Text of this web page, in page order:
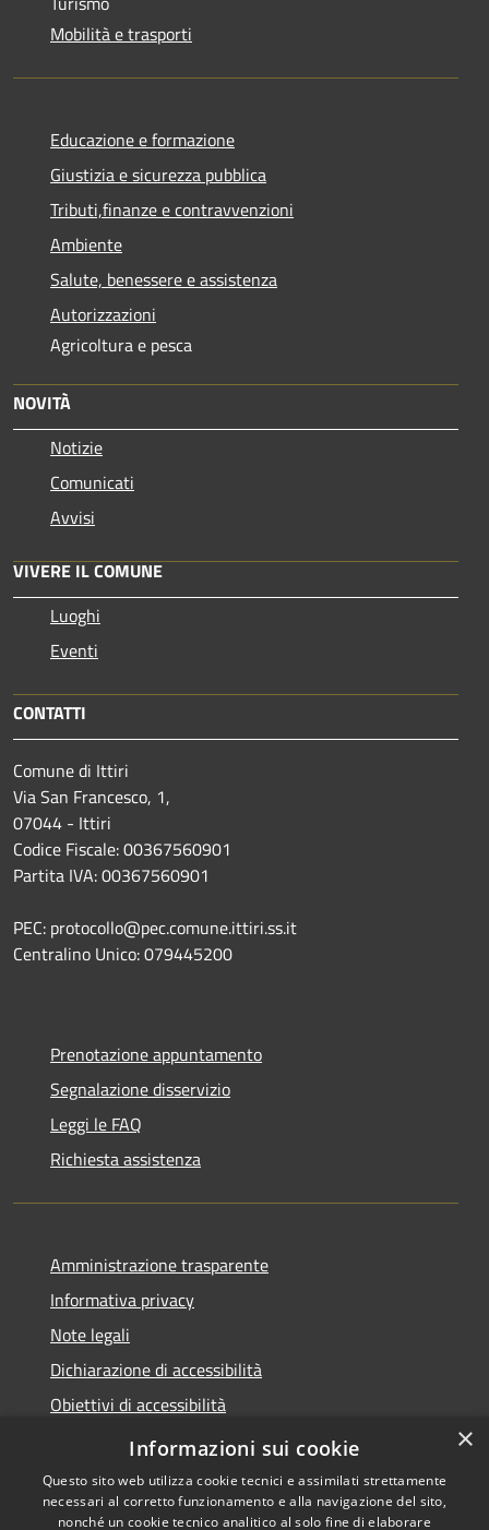
Mobilità e trasporti
Educazione e formazione
Giustizia e sicurezza pubblica
Tributi,finanze e contravvenzioni
Ambiente
Salute, benessere e assistenza
Autorizzazioni
Agricoltura e pesca
NOVITÀ
Notizie
Comunicati
Avvisi
VIVERE IL COMUNE
Luoghi
Eventi
CONTATTI
Comune di Ittiri
Via San Francesco, 1,
07044 - Ittiri
Codice Fiscale: 00367560901
Partita IVA: 00367560901
PEC: protocollo@pec.comune.ittiri.ss.it
Centralino Unico: 079445200
Prenotazione appuntamento
Segnalazione disservizio
Leggi le FAQ
Richiesta assistenza
Amministrazione trasparente
Informativa privacy
Note legali
Dichiarazione di accessibilità
Obiettivi di accessibilità
Storico Deliberazioni
×
Informazioni sui cookie
Questo sito web utilizza cookie tecnici e assimilati strettamente
necessari al corretto funzionamento e alla navigazione del sito,
nonché un cookie tecnico analitico al solo fine di elaborare